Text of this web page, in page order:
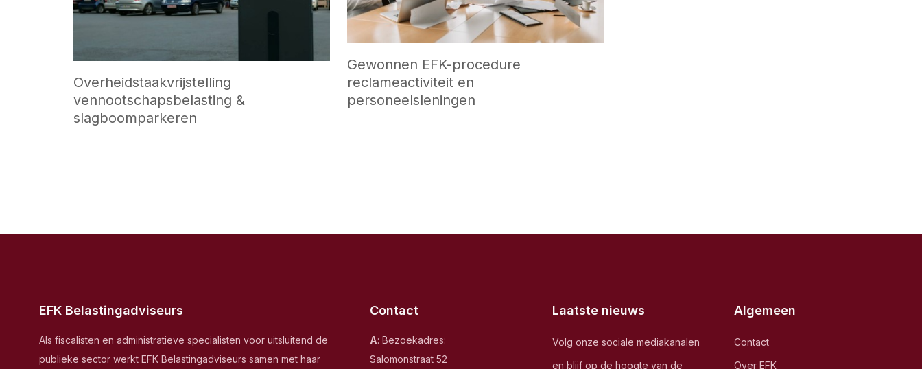
Overheidstaakvrijstelling
vennootschapsbelasting &
slagboomparkeren
Gewonnen EFK-procedure
reclameactiviteit en
personeelsleningen
EFK Belastingadviseurs
Als fiscalisten en administratieve specialisten voor uitsluitend de
publieke sector werkt EFK Belastingadviseurs samen met haar
Contact
A: Bezoekadres:
Salomonstraat 52
Laatste nieuws
Volg onze sociale mediakanalen
en blijf op de hoogte van de
Algemeen
Contact
Over EFK